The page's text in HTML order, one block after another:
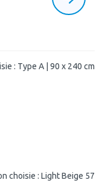
: Type A | 90 x 240 cm
choisie : Light Beige 57